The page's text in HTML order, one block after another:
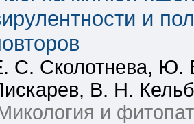
и
С. Сколотнева, Ю.
В. Н.
и